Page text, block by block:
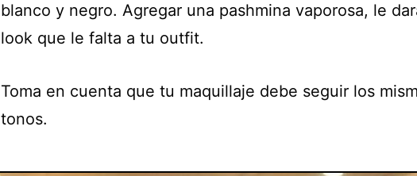
blanco y negro. Agregar una pashmina vaporosa, le
look que le falta a tu outfit.
Toma en cuenta que tu maquillaje debe seguir los
tonos.